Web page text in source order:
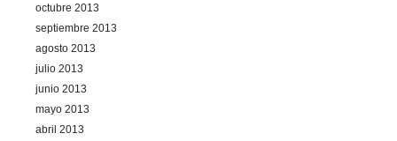
octubre 2013
septiembre 2013
agosto 2013
julio 2013
junio 2013
mayo 2013
abril 2013